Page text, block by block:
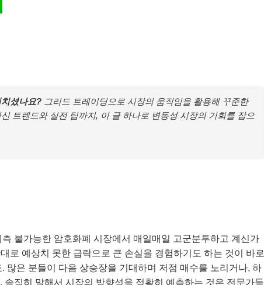
셨나요? 그리드 트레이딩으로 시장의 움직임을 활용해 꾸준한
트렌드와 실전 팁까지, 이 글 하나로 변동성 시장의 기회를 잡으
불가능한 암호화폐 시장에서 매일매일 고군분투하고 계신가
로 예상치 못한 급락으로 큰 손실을 경험하기도 하는 것이 바로
많은 분들이 다음 상승장을 기대하며 저점 매수를 노리거나, 하
직히 말해서 시장의 방향성을 정확히 예측하는 것은 전문가들